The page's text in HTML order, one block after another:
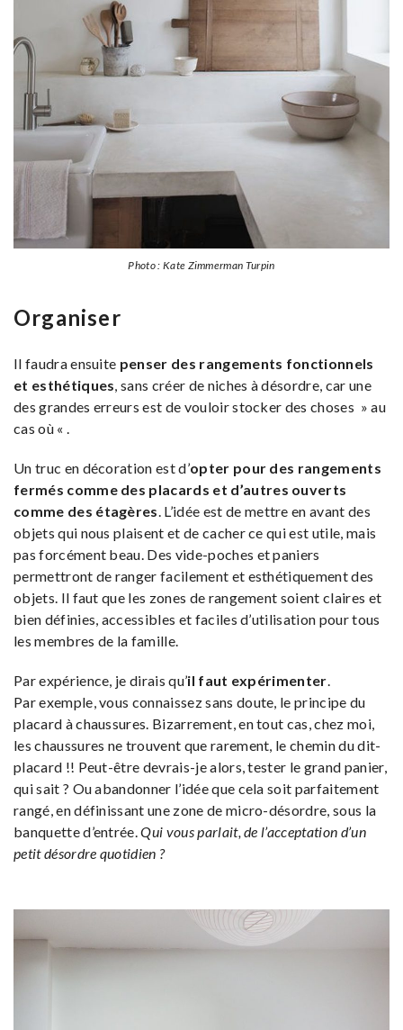
Photo : Kate Zimmerman Turpin
Organiser
Il faudra ensuite penser des rangements fonctionnels
et esthétiques, sans créer de niches à désordre, car une
des grandes erreurs est de vouloir stocker des choses » au
cas où « .
Un truc en décoration est d’opter pour des rangements
fermés comme des placards et d’autres ouverts
comme des étagères. L’idée est de mettre en avant des
objets qui nous plaisent et de cacher ce qui est utile, mais
pas forcément beau. Des vide-poches et paniers
permettront de ranger facilement et esthétiquement des
objets. Il faut que les zones de rangement soient claires et
bien définies, accessibles et faciles d’utilisation pour tous
les membres de la famille.
Par expérience, je dirais qu’il faut expérimenter.
Par exemple, vous connaissez sans doute, le principe du
placard à chaussures. Bizarrement, en tout cas, chez moi,
les chaussures ne trouvent que rarement, le chemin du dit-
placard !! Peut-être devrais-je alors, tester le grand panier,
qui sait ? Ou abandonner l’idée que cela soit parfaitement
rangé, en définissant une zone de micro-désordre, sous la
banquette d’entrée.Qui vous parlait, de l’acceptation d’un
petit désordre quotidien ?